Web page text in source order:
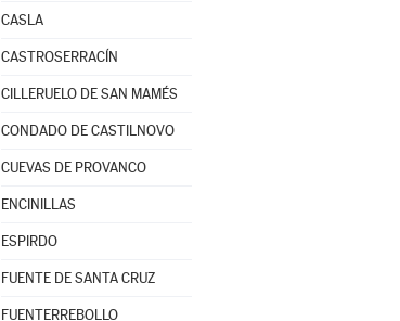
CASLA
CASTROSERRACÍN
CILLERUELO DE SAN MAMÉS
CONDADO DE CASTILNOVO
CUEVAS DE PROVANCO
ENCINILLAS
ESPIRDO
FUENTE DE SANTA CRUZ
FUENTERREBOLLO